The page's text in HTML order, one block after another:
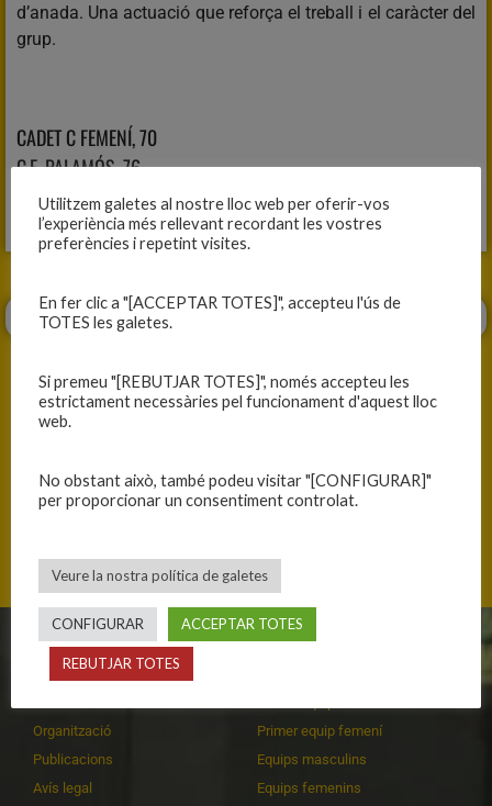
d’anada. Una actuació que reforça el treball i el caràcter del
grup.
CADET C FEMENÍ, 70
C.E. PALAMÓS, 76
Fitxa del partit
HEM COMPETIT FINS EL FINAL CAP DE SETMANA EXIGENT
CLUB
Organització
Publicacions
Avís legal
Primer equip femení
Equips masculins
Equips femenins
Utilitzem galetes al nostre lloc web per oferir-vos
l’experiència més rellevant recordant les vostres
preferències i repetint visites.
En fer clic a "[ACCEPTAR TOTES]", accepteu l'ús de
TOTES les galetes.
Si premeu "[REBUTJAR TOTES]", només accepteu les
estrictament necessàries pel funcionament d'aquest lloc
web.
No obstant això, també podeu visitar "[CONFIGURAR]"
per proporcionar un consentiment controlat.
Veure la nostra política de galetes
CONFIGURAR ACCEPTAR TOTES
REBUTJAR TOTES